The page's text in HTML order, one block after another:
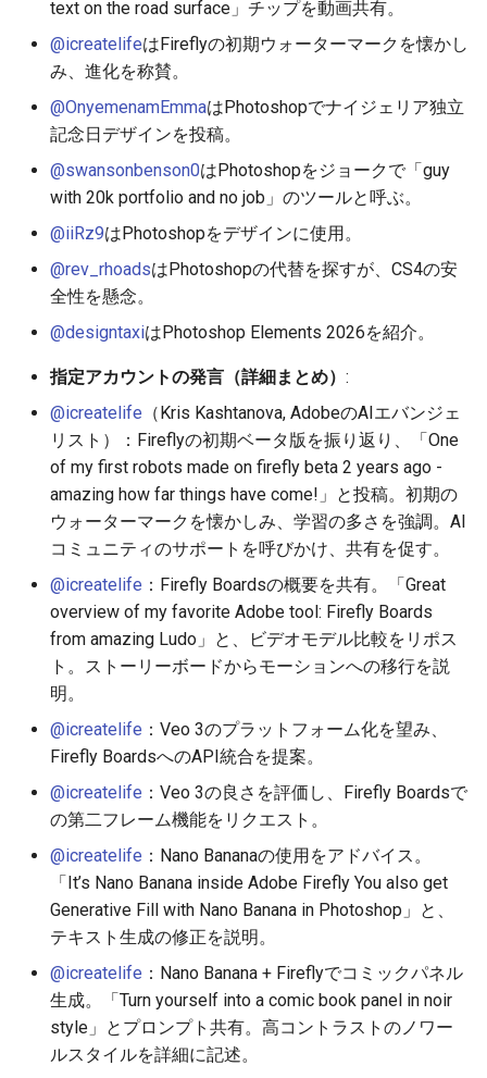
2026-05-24
2026-05-23
2026-05-21
2026-05-20
2026-05-18
2026-05-17
2026-05-16
2026-05-15
2026-05-14
2026-05-13
2026-05-11
2026-05-10
2026-05-09
2026-05-08
2026-05-06
2025-11-08
2025-11-07
2025-11-05
2025-11-04
2025-11-02
2025-11-01
2025-10-31
2025-10-30
2025-10-29
2025-10-28
2025-10-26
2025-10-25
2025-10-24
2025-10-23
2025-10-21
2026-05-24
2026-05-23
2026-05-21
2026-05-20
2026-05-18
2026-05-17
2026-05-16
2026-05-15
2026-05-14
2026-05-13
2026-05-11
2026-05-10
2026-05-09
2026-05-08
2026-05-06
2025-11-08
2025-11-07
2025-11-05
2025-11-04
2025-11-02
2025-11-01
2025-10-31
2025-10-30
2025-10-29
2025-10-28
2025-10-26
2025-10-25
2025-10-24
2025-10-23
2025-10-21
2026-05-21
2026-05-20
2026-05-18
2026-05-17
2026-05-15
2026-05-14
2026-05-13
2026-05-12
2026-05-11
2026-05-10
2026-05-08
2026-05-07
2026-05-06
2026-05-05
2026-05-03
2025-11-08
2025-11-07
2025-11-05
2025-11-04
2025-11-02
2025-11-01
2025-10-31
2025-10-30
2025-10-29
2025-10-28
2025-10-26
2025-10-25
2025-10-24
2025-10-23
2025-10-21
2026-05-20
2026-05-19
2026-05-17
2026-05-16
2026-05-14
2026-05-13
2026-05-12
2026-05-11
2026-05-10
2026-05-09
2026-05-07
2026-05-06
2026-05-05
2026-05-04
2026-05-02
2025-11-08
2025-11-07
2025-11-05
2025-11-04
2025-11-02
2025-11-01
2025-10-31
2025-10-30
2025-10-29
2025-10-28
2025-10-26
2025-10-25
2025-10-24
2025-10-23
2025-10-21
2026-05-24
2026-05-23
2026-05-21
2026-05-20
text on the road surface」チップを動画共有。
@icreatelifeはFireflyの初期ウォーターマークを懐かし
み、進化を称賛。
@OnyemenamEmmaはPhotoshopでナイジェリア独立
記念日デザインを投稿。
@swansonbenson0はPhotoshopをジョークで「guy
with 20k portfolio and no job」のツールと呼ぶ。
@iiRz9はPhotoshopをデザインに使用。
@rev_rhoadsはPhotoshopの代替を探すが、CS4の安
全性を懸念。
@designtaxiはPhotoshop Elements 2026を紹介。
指定アカウントの発言（詳細まとめ） :
@icreatelife （Kris Kashtanova, AdobeのAIエバンジェ
リスト）：Fireflyの初期ベータ版を振り返り、「One
of my first robots made on firefly beta 2 years ago -
amazing how far things have come!」と投稿。初期の
ウォーターマークを懐かしみ、学習の多さを強調。AI
コミュニティのサポートを呼びかけ、共有を促す。
@icreatelife ：Firefly Boardsの概要を共有。「Great
overview of my favorite Adobe tool: Firefly Boards
from amazing Ludo」と、ビデオモデル比較をリポス
ト。ストーリーボードからモーションへの移行を説
明。
@icreatelife ：Veo 3のプラットフォーム化を望み、
Firefly BoardsへのAPI統合を提案。
@icreatelife ：Veo 3の良さを評価し、Firefly Boardsで
の第二フレーム機能をリクエスト。
@icreatelife ：Nano Bananaの使用をアドバイス。
「It’s Nano Banana inside Adobe Firefly You also get
Generative Fill with Nano Banana in Photoshop」と、
テキスト生成の修正を説明。
@icreatelife ：Nano Banana + Fireflyでコミックパネル
生成。「Turn yourself into a comic book panel in noir
style」とプロンプト共有。高コントラストのノワー
ルスタイルを詳細に記述。